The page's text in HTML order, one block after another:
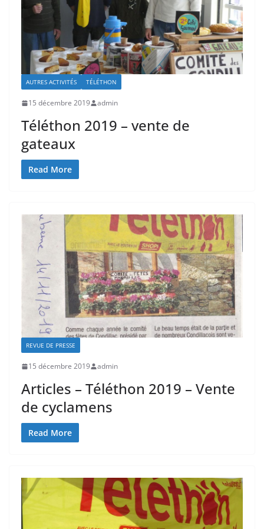
AUTRES ACTIVITÉS TÉLÉTHON
15 décembre 2019 admin
Téléthon 2019 – vente de
gateaux
Read More
REVUE DE PRESSE
15 décembre 2019 admin
Articles – Téléthon 2019 – Vente
de cyclamens
Read More